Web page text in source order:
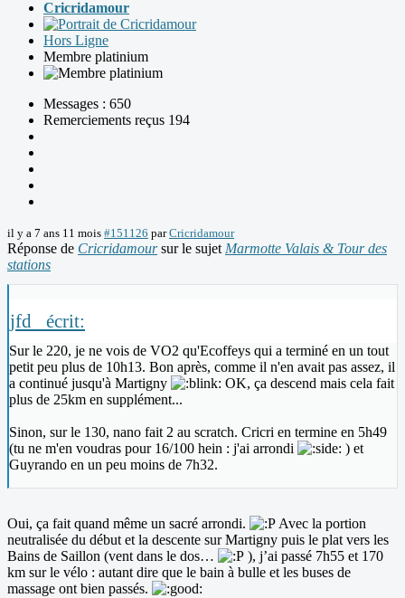
Cricridamour
Hors Ligne
Membre platinium
Messages : 650
Remerciements reçus 194
il y a 7 ans 11 mois #151126 parCricridamour
Réponse de Cricridamoursur le sujet Marmotte Valais & Tour des
stations
jfd_ écrit:
Sur le 220, je ne vois de VO2 qu'Ecoffeys qui a terminé en un tout
petit peu plus de 10h13. Bon après, comme il n'en avait pas assez, il
a continué jusqu'à Martigny
OK, ça descend mais cela fait
plus de 25km en supplément...
Sinon, sur le 130, nano fait 2 au scratch. Cricri en termine en 5h49
(tu ne m'en voudras pour 16/100 hein : j'ai arrondi
) et
Guyrando en un peu moins de 7h32.
Oui, ça fait quand même un sacré arrondi.
Avec la portion
neutralisée du début et la descente sur Martigny puis le plat vers les
Bains de Saillon (vent dans le dos…
), j’ai passé 7h55 et 170
km sur le vélo : autant dire que le bain à bulle et les buses de
massage ont bien passés.